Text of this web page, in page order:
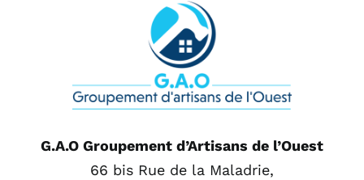
G.A.O Groupement d’Artisans de l’Ouest
66 bis Rue de la Maladrie,